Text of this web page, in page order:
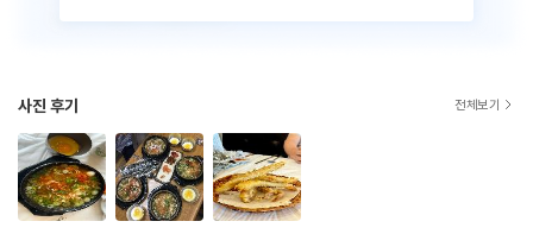
사진 후기 전체보기